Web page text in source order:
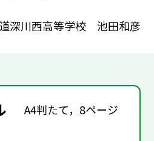
深川西高等学校 池田和彦
A4判たて，8ページ